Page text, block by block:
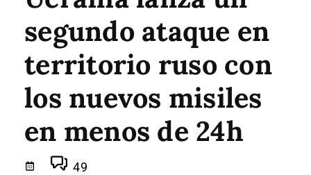
segundo ataque en
territorio ruso con
los nuevos misiles
en menos de 24h
49